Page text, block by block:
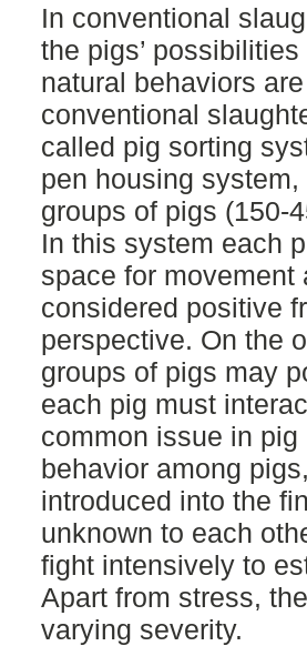
In conventional
the pigs’
natural behaviors
conventional
called pig sorting
pen housing
groups of pigs (150-
In this system each
space for
considered positive
perspective. On the
groups of pigs may
each pig must
common issue in
behavior among
introduced into the
unknown to each
fight intensively to
Apart from stress,
varying severity.